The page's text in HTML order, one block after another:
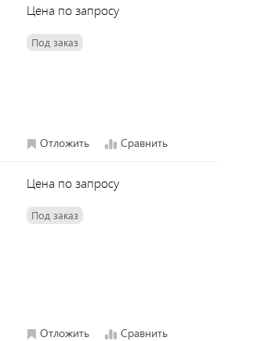
Цена по запросу
Под заказ
Отложить Сравнить
Цена по запросу
Под заказ
Отложить Сравнить